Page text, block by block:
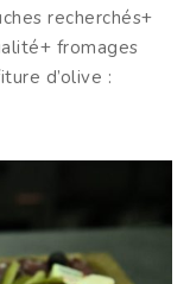
recherchés+
fromages
d’olive :